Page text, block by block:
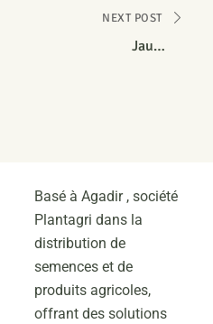
NEXT POST
Jaune
Basé à Agadir , société
Plantagri dans la
distribution de
semences et de
produits agricoles,
offrant des solutions